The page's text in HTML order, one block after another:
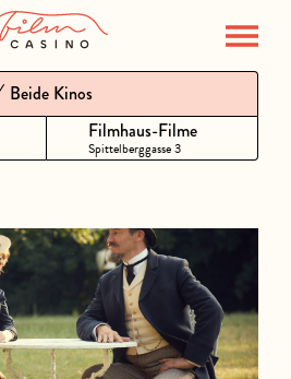
Beide Kinos
Filmhaus-Filme
Spittelberggasse 3